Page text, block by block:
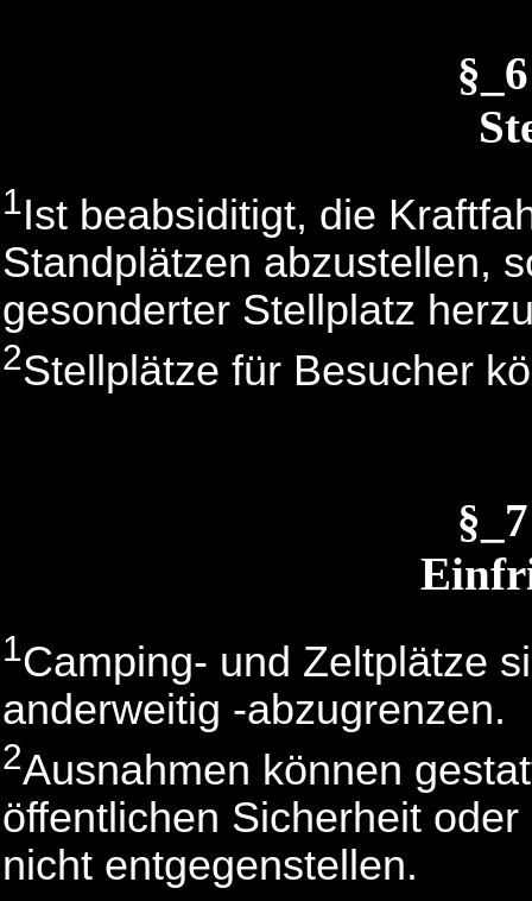
1Ist beabsiditigt, die
Standplätzen abzustellen,
gesonderter Stellplatz
2Stellplätze für Besucher
1Camping- und Zeltplätze
anderweitig -abzugrenzen.
2Ausnahmen können
öffentlichen Sicherheit
nicht entgegenstellen.